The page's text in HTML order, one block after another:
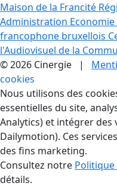
Maison de la Francité
Administration Economie
francophone bruxellois
l'Audiovisuel de la
© 2026 Cinergie |
cookies
Gestion des
Nous utilisons des
essentielles du site,
Analytics) et intégrer des
Dailymotion). Ces
des fins marketing.
Consultez notre
détails.